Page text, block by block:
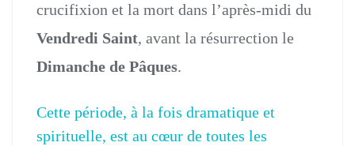
crucifixion et la mort dans l’après-midi du
Vendredi Saint, avant la résurrection le
Dimanche de Pâques.
Cette période, à la fois dramatique et
spirituelle, est au cœur de toutes les